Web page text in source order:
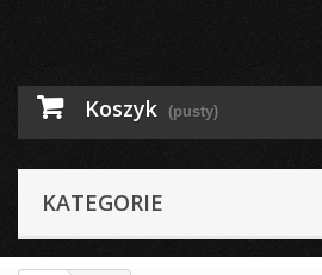
Koszyk (pusty)
KATEGORIE